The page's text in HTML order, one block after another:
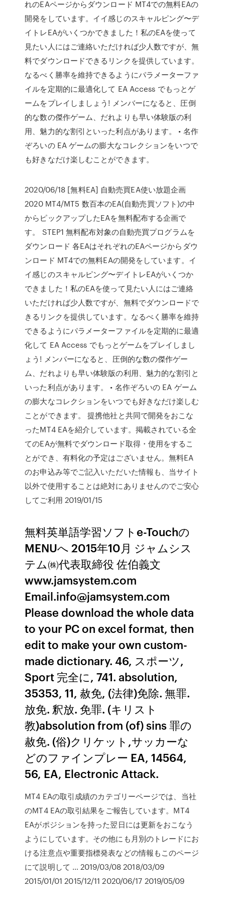
れのEAページからダウンロード MT4での無料EAの
開発をしています。イイ感じのスキャルピング〜デ
イトレEAがいくつかできました！私のEAを使って
見たい人にはご連絡いただければ少人数ですが、無
料でダウンロードできるリンクを提供しています。
なるべく勝率を維持できるようにパラメーターファ
イルを定期的に最適化して EA Access でもっとゲ
ームをプレイしましょう! メンバーになると、圧倒
的な数の傑作ゲーム、だれよりも早い体験版の利
用、魅力的な割引といった利点があります。 • 名作
ぞろいの EA ゲームの膨大なコレクションをいつで
も好きなだけ楽しむことができます。
2020/06/18 [無料EA] 自動売買EA使い放題企画
2020 MT4/MT5 数百本のEA(自動売買ソフト)の中
からピックアップしたEAを無料配布する企画で
す。 STEP1 無料配布対象の自動売買プログラムを
ダウンロード 各EAはそれぞれのEAページからダウ
ンロード MT4での無料EAの開発をしています。イ
イ感じのスキャルピング〜デイトレEAがいくつか
できました！私のEAを使って見たい人にはご連絡
いただければ少人数ですが、無料でダウンロードで
きるリンクを提供しています。なるべく勝率を維持
できるようにパラメーターファイルを定期的に最適
化して EA Access でもっとゲームをプレイしまし
ょう! メンバーになると、圧倒的な数の傑作ゲー
ム、だれよりも早い体験版の利用、魅力的な割引と
いった利点があります。 • 名作ぞろいの EA ゲーム
の膨大なコレクションをいつでも好きなだけ楽しむ
ことができます。 提携他社と共同で開発をおこな
ったMT4 EAを紹介しています。掲載されている全
てのEAが無料でダウンロード取得・使用をするこ
とができ、有料化の予定はございません。無料EA
のお申込み等でご記入いただいた情報も、当サイト
以外で使用することは絶対にありませんのでご安心
してご利用 2019/01/15
無料英単語学習ソフトe-Touchの
MENUへ 2015年10月 ジャムシス
テム㈱代表取締役 佐伯義文
www.jamsystem.com
Email.info@jamsystem.com
Please download the whole data
to your PC on excel format, then
edit to make your own custom-
made dictionary. 46, スポーツ,
Sport 完全に, 741. absolution,
35353, 11, 赦免, (法律)免除. 無罪.
放免. 釈放. 免罪. (キリスト
教)absolution from (of) sins 罪の
赦免. (俗)クリケット,サッカーな
どのファインプレー EA, 14564,
56, EA, Electronic Attack.
MT4 EAの取引成績のカテゴリーページでは、当社
のMT4 EAの取引結果をご報告しています。MT4
EAがポジションを持った翌日には更新をおこなう
ようにしています。その他にも月別のトレードにお
ける注意点や重要指標発表などの情報もこのページ
にて説明して … 2019/03/08 2018/03/09
2015/01/01 2015/12/11 2020/06/17 2019/05/09